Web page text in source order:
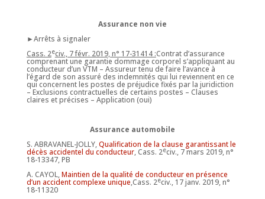
Assurance non vie
►Arrêts à signaler
Cass. 2eciv., 7 févr. 2019, n° 17-31414 :Contrat d’assurance
comprenant une garantie dommage corporel s’appliquant au
conducteur d’un VTM – Assureur tenu de faire l’avance à
l’égard de son assuré des indemnités qui lui reviennent en ce
qui concernent les postes de préjudice fixés par la juridiction
– Exclusions contractuelles de certains postes – Clauses
claires et précises – Application (oui)
Assurance automobile
S. ABRAVANEL-JOLLY,Qualification de la clause garantissant le
décès accidentel du conducteur, Cass. 2eciv., 7 mars 2019, n°
18-13347, PB
A. CAYOL,Maintien de la qualité de conducteur en présence
d’un accident complexe unique,Cass. 2eciv., 17 janv. 2019, n°
18-11320